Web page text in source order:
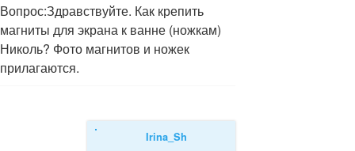
Вопрос:Здравствуйте. Как крепить
магниты для экрана к ванне (ножкам)
Николь? Фото магнитов и ножек
прилагаются.
Irina_Sh